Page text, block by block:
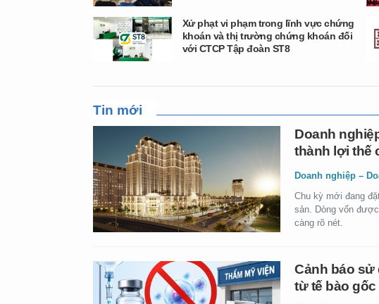
Xử phạt vi phạm trong lĩnh vực chứng
khoán và thị trường chứng khoán đối
với CTCP Tập đoàn ST8
Tin mới
Doanh
thành lợi thế
Doanh nghiệp –
Chu kỳ mới đang
sản. Dòng vốn
càng rõ nét.
Cảnh báo sử
từ tế bào gốc